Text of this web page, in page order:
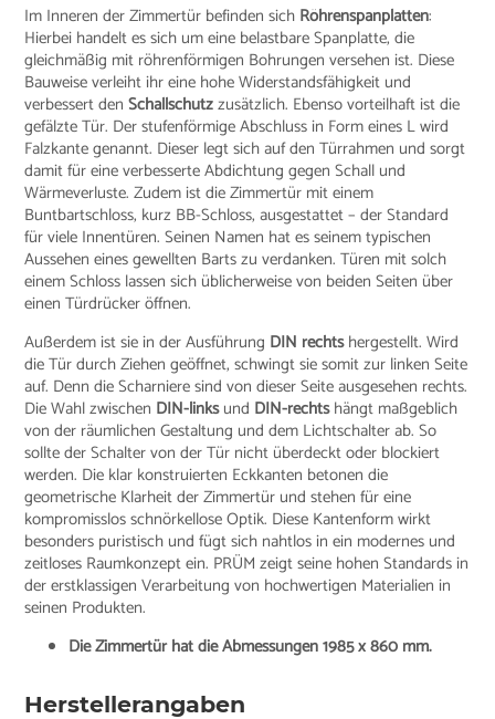
Im Inneren der Zimmertür befinden sich Röhrenspanplatten:
Hierbei handelt es sich um eine belastbare Spanplatte, die
gleichmäßig mit röhrenförmigen Bohrungen versehen ist. Diese
Bauweise verleiht ihr eine hohe Widerstandsfähigkeit und
verbessert denSchallschutzzusätzlich. Ebenso vorteilhaft ist die
gefälzte Tür. Der stufenförmige Abschluss in Form eines L wird
Falzkante genannt. Dieser legt sich auf den Türrahmen und sorgt
damit für eine verbesserte Abdichtung gegen Schall und
Wärmeverluste. Zudem ist die Zimmertür mit einem
Buntbartschloss, kurz BB-Schloss, ausgestattet – der Standard
für viele Innentüren. Seinen Namen hat es seinem typischen
Aussehen eines gewellten Barts zu verdanken. Türen mit solch
einem Schloss lassen sich üblicherweise von beiden Seiten über
einen Türdrücker öffnen.
Außerdem ist sie in der Ausführung DIN rechtshergestellt. Wird
die Tür durch Ziehen geöffnet, schwingt sie somit zur linken Seite
auf. Denn die Scharniere sind von dieser Seite ausgesehen rechts.
Die Wahl zwischen DIN-linksund DIN-rechtshängt maßgeblich
von der räumlichen Gestaltung und dem Lichtschalter ab. So
sollte der Schalter von der Tür nicht überdeckt oder blockiert
werden. Die klar konstruierten Eckkanten betonen die
geometrische Klarheit der Zimmertür und stehen für eine
kompromisslos schnörkellose Optik. Diese Kantenform wirkt
besonders puristisch und fügt sich nahtlos in ein modernes und
zeitloses Raumkonzept ein. PRÜM zeigt seine hohen Standards in
der erstklassigen Verarbeitung von hochwertigen Materialien in
seinen Produkten.
Die Zimmertür hat die Abmessungen 1985 x 860 mm.
Herstellerangaben